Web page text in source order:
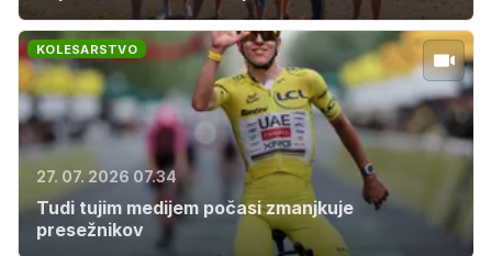
KOLESARSTVO
27. 07. 2026 07.34
Tudi tujim medijem počasi zmanjkuje
presežnikov